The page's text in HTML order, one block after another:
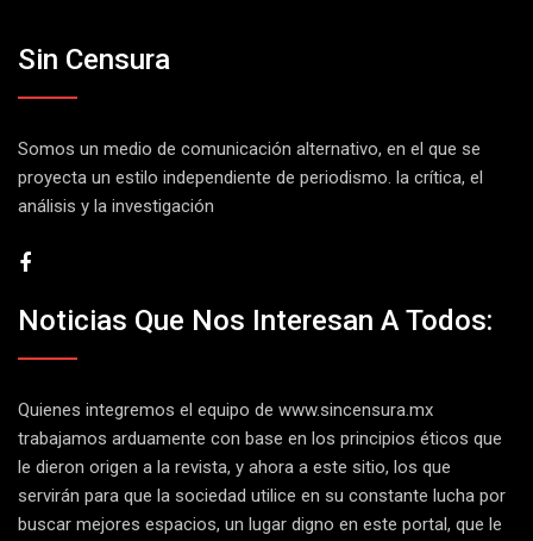
Sin Censura
Somos un medio de comunicación alternativo, en el que se
proyecta un estilo independiente de periodismo. la crítica, el
análisis y la investigación
Noticias Que Nos Interesan A Todos:
Quienes integremos el equipo de www.sincensura.mx
trabajamos arduamente con base en los principios éticos que
le dieron origen a la revista, y ahora a este sitio, los que
servirán para que la sociedad utilice en su constante lucha por
buscar mejores espacios, un lugar digno en este portal, que le